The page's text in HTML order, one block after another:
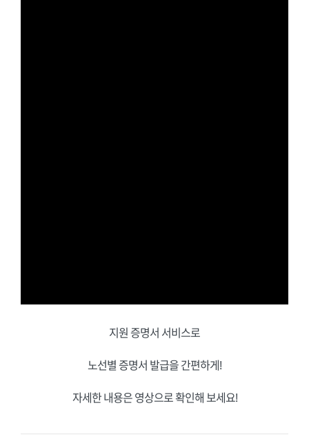
지원 증명서 서비스로
노선별 증명서 발급을 간편하게!
자세한 내용은 영상으로 확인해 보세요!